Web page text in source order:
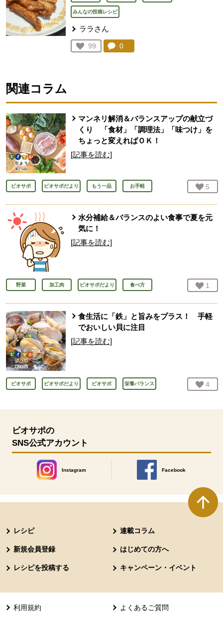
みんなの投稿レシピ
ララさん
お気に入り登録：
99
人が登録
コメント：
0
関連コラム
マンネリ解消＆バランスアップの献立づ
くり 「食材」「調理法」「味つけ」を
ちょっと変えればＯＫ！
[記事を読む]
ビオサポ ビオサポだより もう一品 お手軽 お気
5
水分補給＆バランスのよい食事で夏を元
気に！
[記事を読む]
野菜 加工肉 ビオサポだより 食べ方 お気
1
食生活に「鉄」と旨みをプラス！ 手軽
でおいしい貝に注目
[記事を読む]
ビオサポ ビオサポだより ビオサポ 栄養バランス お気
4
ビオサポの
SNS公式アカウント
Instagram
別のウィンドウで開きます。
Facebook
別のウィンドウで開きます
レシピ 連載コラム
新規会員登録 はじめての方へ
レシピを投稿する キャンペーン・イベント
利用規約 よくあるご質問